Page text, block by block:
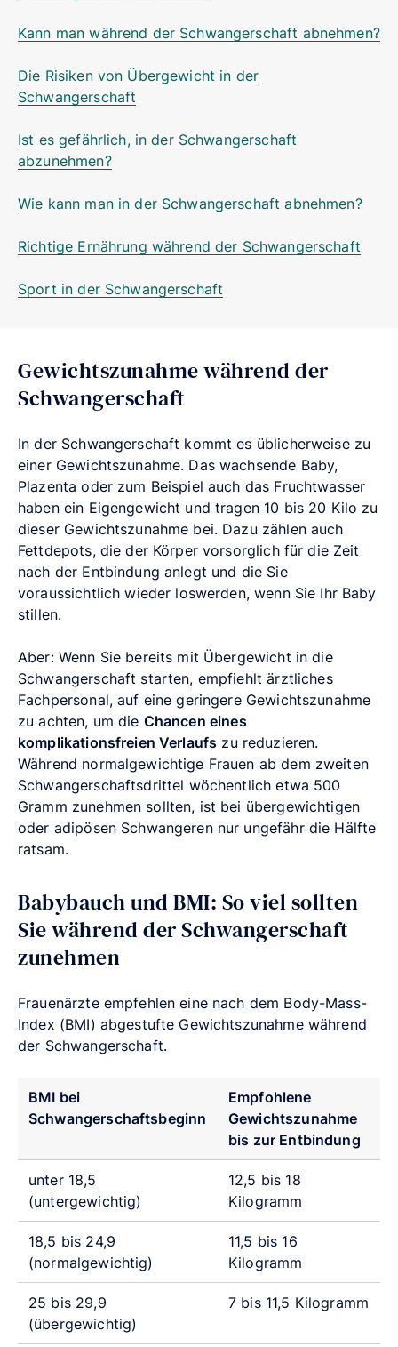
Kann man während der Schwangerschaft abnehmen?
Die Risiken von Übergewicht in der
Schwangerschaft
Ist es gefährlich, in der Schwangerschaft
abzunehmen?
Wie kann man in der Schwangerschaft abnehmen?
Richtige Ernährung während der Schwangerschaft
Sport in der Schwangerschaft
Gewichtszunahme während der
Schwangerschaft
In der Schwangerschaft kommt es üblicherweise zu
einer Gewichtszunahme. Das wachsende Baby,
Plazenta oder zum Beispiel auch das Fruchtwasser
haben ein Eigengewicht und tragen 10 bis 20 Kilo zu
dieser Gewichtszunahme bei. Dazu zählen auch
Fettdepots, die der Körper vorsorglich für die Zeit
nach der Entbindung anlegt und die Sie
voraussichtlich wieder loswerden, wenn Sie Ihr Baby
stillen.
Aber: Wenn Sie bereits mit Übergewicht in die
Schwangerschaft starten, empfiehlt ärztliches
Fachpersonal, auf eine geringere Gewichtszunahme
zu achten, um die Chancen eines
komplikationsfreien Verlaufs zu reduzieren.
Während normalgewichtige Frauen ab dem zweiten
Schwangerschaftsdrittel wöchentlich etwa 500
Gramm zunehmen sollten, ist bei übergewichtigen
oder adipösen Schwangeren nur ungefähr die Hälfte
ratsam.
Babybauch und BMI: So viel sollten
Sie während der Schwangerschaft
zunehmen
Frauenärzte empfehlen eine nach dem Body-Mass-
Index (BMI) abgestufte Gewichtszunahme während
der Schwangerschaft.
BMI bei
Schwangerschaftsbeginn
Empfohlene
Gewichtszunahme
bis zur Entbindung
unter 18,5
(untergewichtig)
12,5 bis 18
Kilogramm
18,5 bis 24,9
(normalgewichtig)
11,5 bis 16
Kilogramm
25 bis 29,9
(übergewichtig)
7 bis 11,5 Kilogramm